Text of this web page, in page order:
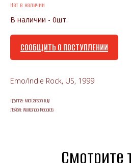
Нет в наличии
В наличии - 0шт.
СООБЩИТЬ О ПОСТУПЛЕНИИ
Emo/Indie Rock, US, 1999
Группа: Mid Carson July
Лейбл: Workshop Records
Смотрите